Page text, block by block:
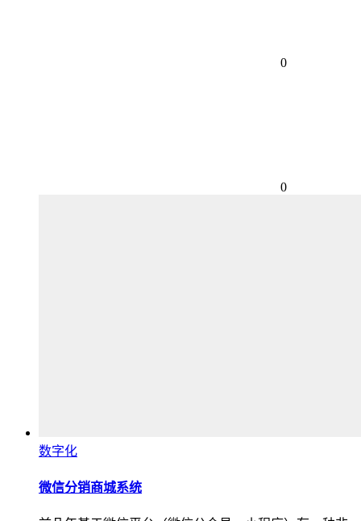
0
0
数字化
微信分销商城系统